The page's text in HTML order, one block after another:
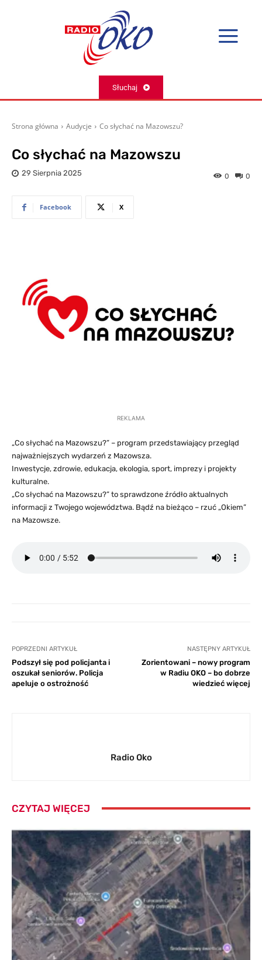
Słuchaj
Strona główna Audycje Co słychać na Mazowszu?
Co słychać na Mazowszu
29 Sierpnia 2025 0
0
Facebook X
REKLAMA
„Co słychać na Mazowszu?” – program przedstawiający przegląd
najważniejszych wydarzeń z Mazowsza.
Inwestycje, zdrowie, edukacja, ekologia, sport, imprezy i projekty
kulturalne.
„Co słychać na Mazowszu?” to sprawdzone źródło aktualnych
informacji z Twojego województwa. Bądź na bieżąco – rzuć „Okiem”
na Mazowsze.
POPRZEDNI ARTYKUŁ
Podszył się pod policjanta i
oszukał seniorów. Policja
apeluje o ostrożność
NASTĘPNY ARTYKUŁ
Zorientowani – nowy program
w Radiu OKO – bo dobrze
wiedzieć więcej
Radio Oko
CZYTAJ WIĘCEJ